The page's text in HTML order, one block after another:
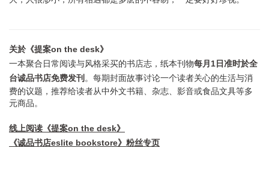
关於《提案on the desk》
一本聚合日常阅读与风格采买的书店志，纸本刊物每月1日准时於全
台诚品书店免费发刊 。每期封面故事讨论一个读者关心的生活与消
费的议题，推荐给读者从中外文书籍、杂志、影音或食品文具等多
元商品。
线上阅读《提案on the desk》
《诚品书店eslite bookstore》粉丝专页